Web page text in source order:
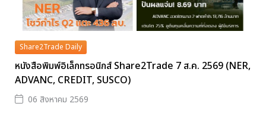
Share2Trade Daily
หนังสือพิมพ์อิเล็กทรอนิกส์ Share2Trade 7 ส.ค. 2569 (NER,
ADVANC, CREDIT, SUSCO)
06 สิงหาคม 2569